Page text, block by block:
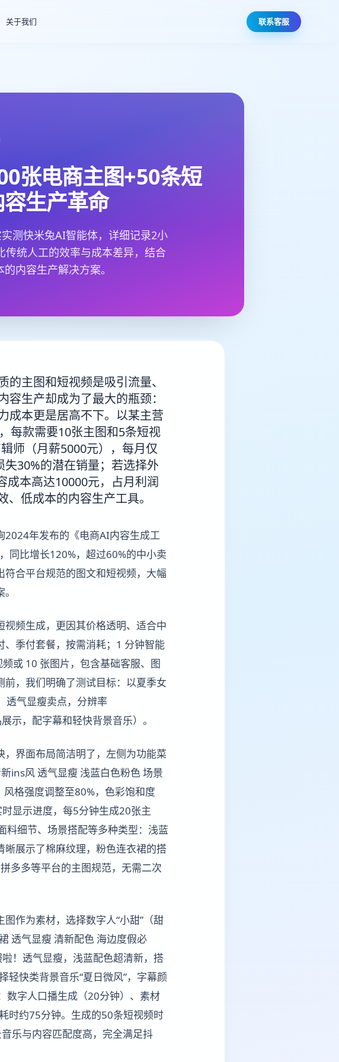
关于我们 联系客服
张电商主图+50条短
生产革命
测快米兔AI智能体，详细记录2小
统人工的效率与成本差异，结合
内容生产解决方案。
主图和短视频是吸引流量、
生产却成为了最大的瓶颈：
成本更是居高不下。以某主营
每款需要10张主图和5条短视
师（月薪5000元），每月仅
30%的潜在销量；若选择外
成本高达10000元，占月利润
低成本的内容生产工具。
2024年发布的《电商AI内容生成工
同比增长120%，超过60%的中小卖
合平台规范的图文和短视频，大幅
频生成，更因其价格透明、适合中
季付套餐，按需消耗；1 分钟智能
或 10 张图片，包含基础客服、图
，我们明确了测试目标：以夏季女
透气显瘦卖点，分辨率
示，配字幕和轻快背景音乐）。
界面布局简洁明了，左侧为功能菜
ins风 透气显瘦 浅蓝白色粉色 场景
格强度调整至80%，色彩饱和度
显示进度，每5分钟生成20张主
料细节、场景搭配等多种类型：浅蓝
展示了棉麻纹理，粉色连衣裙的搭
多多等平台的主图规范，无需二次
作为素材，选择数字人“小甜”（甜
透气显瘦 清新配色 海边度假必
！透气显瘦，浅蓝配色超清新，搭
轻快类背景音乐“夏日微风”，字幕颜
数字人口播生成（20分钟）、素材
时约75分钟。生成的50条短视频时
乐与内容匹配度高，完全满足抖